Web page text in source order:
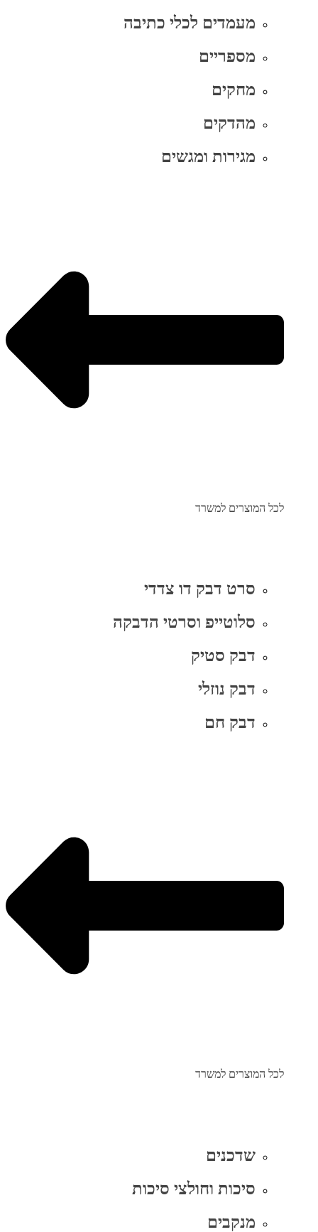
מעמדים לכלי כתיבה
מספריים
מחקים
מהדקים
מגירות ומגשים
לכל המוצרים למשרד
סרט דבק דו צדדי
סלוטייפ וסרטי הדבקה
דבק סטיק
דבק נוזלי
דבק חם
לכל המוצרים למשרד
שדכנים
סיכות וחולצי סיכות
מנקבים